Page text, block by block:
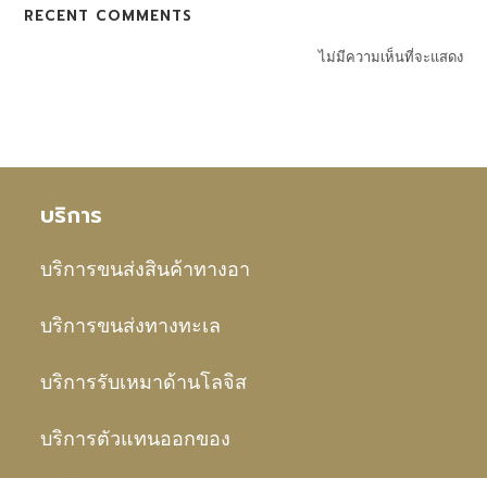
RECENT COMMENTS
ไม่มีความเห็นที่จะแสดง
บริการ
บริการขนส่งสินค้าทางอา
บริการขนส่งทางทะเล
บริการรับเหมาด้านโลจิส
บริการตัวแทนออกของ